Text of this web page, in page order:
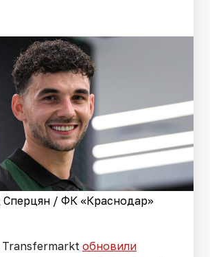
Сперцян / ФК «Краснодар»
обновили